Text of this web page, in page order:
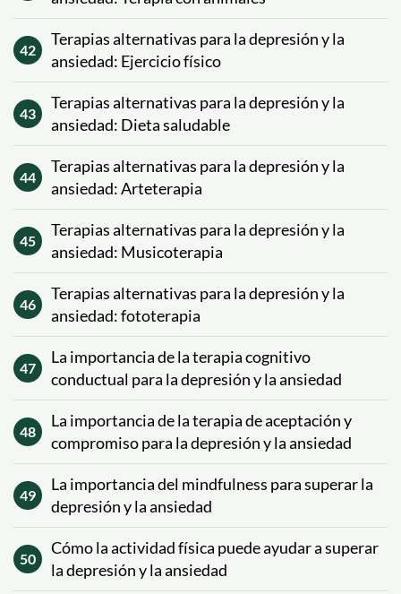
42
Terapias alternativas para la depresión y la
ansiedad: Ejercicio físico
43
Terapias alternativas para la depresión y la
ansiedad: Dieta saludable
44
Terapias alternativas para la depresión y la
ansiedad: Arteterapia
45
Terapias alternativas para la depresión y la
ansiedad: Musicoterapia
46
Terapias alternativas para la depresión y la
ansiedad: fototerapia
47
La importancia de la terapia cognitivo
conductual para la depresión y la ansiedad
48
La importancia de la terapia de aceptación y
compromiso para la depresión y la ansiedad
49
La importancia del mindfulness para superar la
depresión y la ansiedad
50
Cómo la actividad física puede ayudar a superar
la depresión y la ansiedad